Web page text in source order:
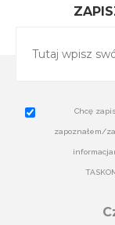
Chcę
zapoznałem/